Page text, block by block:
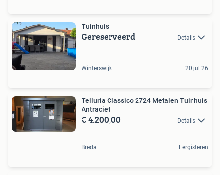
Tuinhuis
Gereserveerd Details
Winterswijk 20 jul 26
Telluria Classico 2724 Metalen Tuinhuis
Antraciet
€ 4.200,00 Details
Breda Eergisteren